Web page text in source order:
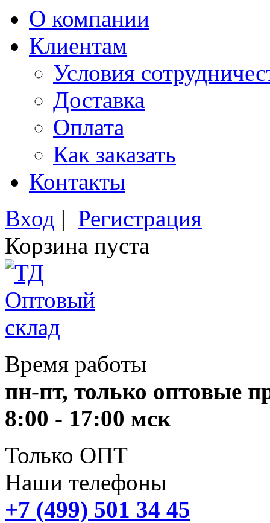
О компании
Клиентам
Условия
Доставка
Оплата
Как заказать
Контакты
Вход | Регистрация
Корзина пуста
Время работы
пн-пт, только оптовые
8:00 - 17:00 мск
Только ОПТ
Наши телефоны
+7 (499) 501 34 45